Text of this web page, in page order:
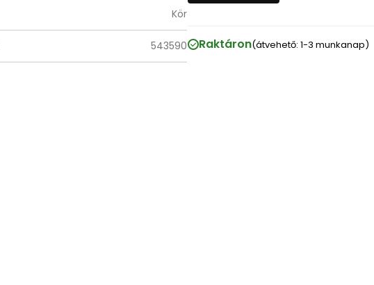
Kör
543590 Raktáron(átvehető: 1-3 munkanap)